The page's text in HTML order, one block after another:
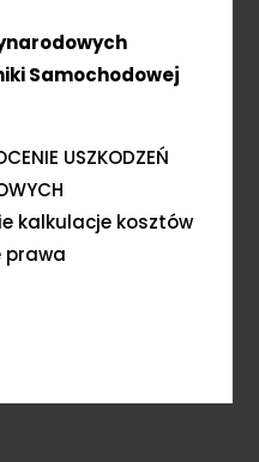
Samochodowej
USZKODZEŃ
kalkulacje kosztów
prawa